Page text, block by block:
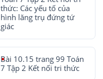
thức: Các yếu tố của
hình lăng trụ đứng tứ
giác
Bài 10.15 trang 99 Toán
7 Tập 2 Kết nối tri thức